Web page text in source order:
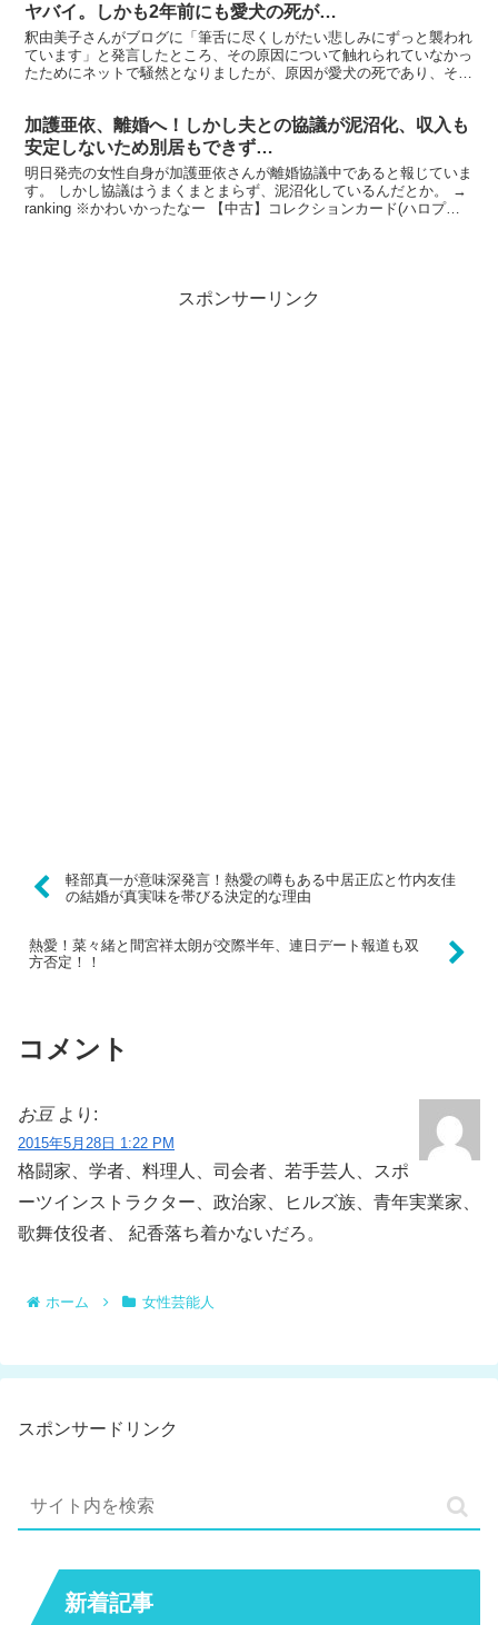
ヤバイ。しかも2年前にも愛犬の死が…
釈由美子さんがブログに「筆舌に尽くしがたい悲しみにずっと襲われ
ています」と発言したところ、その原因について触れられていなかっ
たためにネットで騒然となりましたが、原因が愛犬の死であり、その
加護亜依、離婚へ！しかし夫との協議が泥沼化、収入も
安定しないため別居もできず…
明日発売の女性自身が加護亜依さんが離婚協議中であると報じていま
す。 しかし協議はうまくまとまらず、泥沼化しているんだとか。 →
ranking ※かわいかったなー 【中古】コレクションカード(ハロプロ)/
スポンサーリンク
軽部真一が意味深発言！熱愛の噂もある中居正広と竹内友佳
の結婚が真実味を帯びる決定的な理由
熱愛！菜々緒と間宮祥太朗が交際半年、連日デート報道も双
方否定！！
コメント
お豆 より:
2015年5月28日 1:22 PM
格闘家、学者、料理人、司会者、若手芸人、スポ
ーツインストラクター、政治家、ヒルズ族、青年実業家、
歌舞伎役者、 紀香落ち着かないだろ。
ホーム 女性芸能人
スポンサードリンク
新着記事